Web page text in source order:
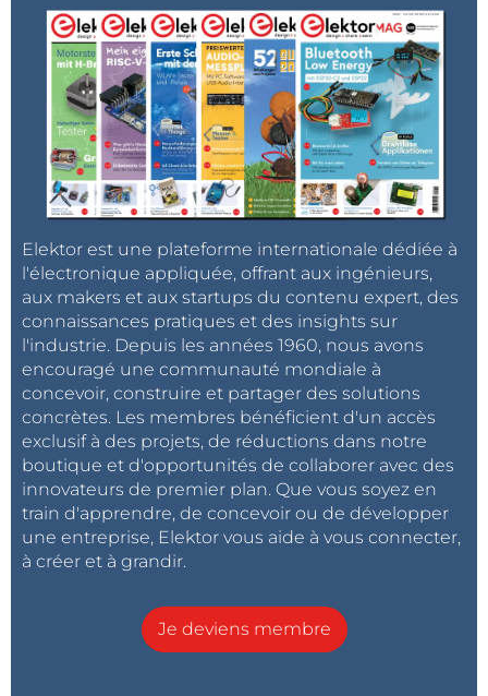
Elektor est une plateforme internationale dédiée à
l'électronique appliquée, offrant aux ingénieurs,
aux makers et aux startups du contenu expert, des
connaissances pratiques et des insights sur
l'industrie. Depuis les années 1960, nous avons
encouragé une communauté mondiale à
concevoir, construire et partager des solutions
concrètes. Les membres bénéficient d'un accès
exclusif à des projets, de réductions dans notre
boutique et d'opportunités de collaborer avec des
innovateurs de premier plan. Que vous soyez en
train d'apprendre, de concevoir ou de développer
une entreprise, Elektor vous aide à vous connecter,
à créer et à grandir.
Je deviens membre